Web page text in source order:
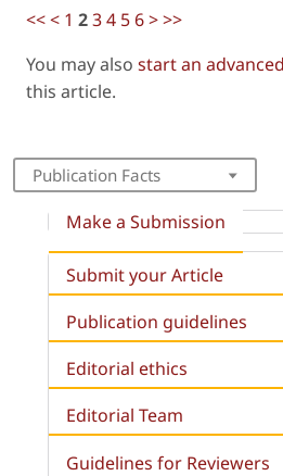
<<< 1 234 56>>>
You may also start an
this article.
Publication Facts
Make a Submission
Submit your Article
Publication guidelines
Editorial ethics
Editorial Team
Guidelines for Reviewers